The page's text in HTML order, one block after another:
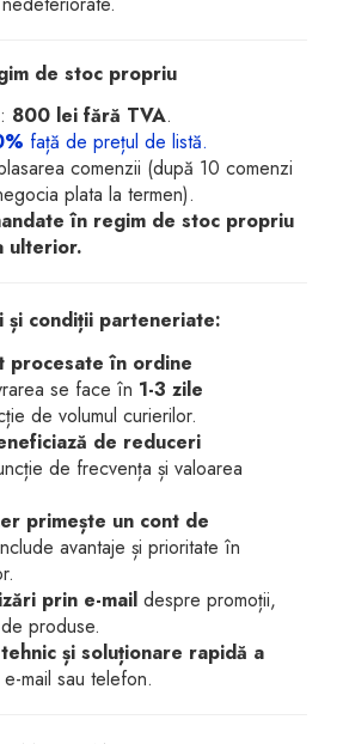
de stoc propriu
800 lei fără TVA.
față de prețul de listă.
comenzii (după 10 comenzi
plata la termen).
în regim de stoc propriu
ulterior.
și condiții parteneriate:
procesate în ordine
se face în 1-3 zile
de volumul curierilor.
de reduceri
de frecvența și valoarea
primește un cont de
avantaje și prioritate în
prin e-mail despre promoții,
produse.
și soluționare rapidă a
mail sau telefon.